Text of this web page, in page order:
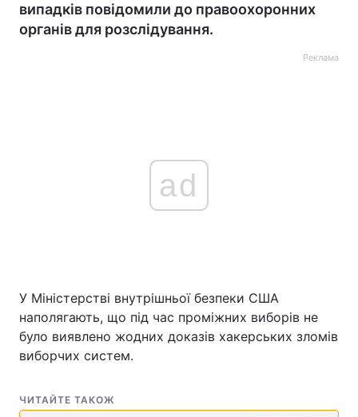
Економіка Світ
Спорт
Техно і зв'язок
випадків повідомили до правоохоронних
органів для розслідування.
Реклама
ad
У Міністерстві внутрішньої безпеки США
наполягають, що під час проміжних виборів не
було виявлено жодних доказів хакерських зломів
виборчих систем.
ЧИТАЙТЕ ТАКОЖ